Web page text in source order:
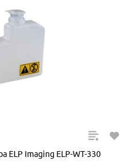
ELP Imaging ELP-WT-330